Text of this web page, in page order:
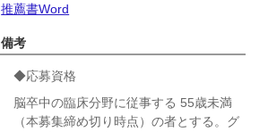
推薦書Word
備考
◆応募資格
脳卒中の臨床分野に従事する 55歳未満
（本募集締め切り時点）の者とする。 グ